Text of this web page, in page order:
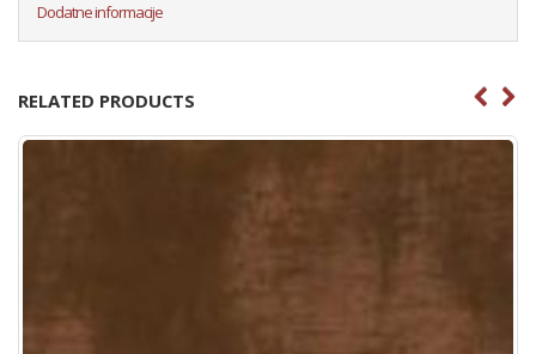
Dodatne informacije
RELATED PRODUCTS